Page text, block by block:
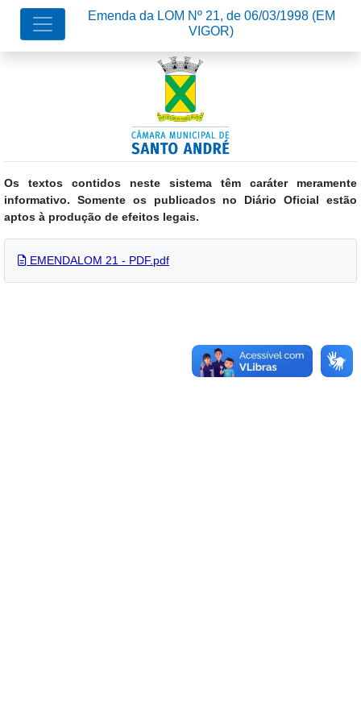
Os textos contidos neste sistema têm caráter meramente
informativo. Somente os publicados no Diário Oficial estão
aptos à produção de efeitos legais.
Emenda da LOM Nº 21, de 06/03/1998 (EM
VIGOR)
EMENDALOM 21 - PDF.pdf